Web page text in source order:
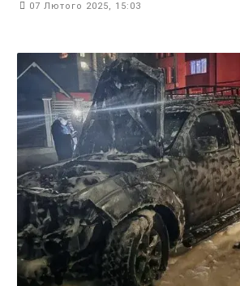
07 Лютого 2025, 15:03